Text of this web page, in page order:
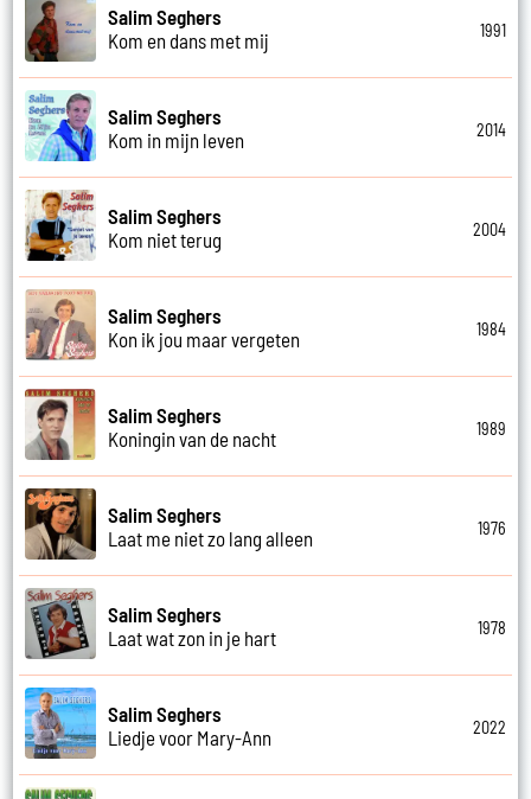
Salim Seghers
Kom en dans met mij
1991
Salim Seghers
Kom in mijn leven
2014
Salim Seghers
Kom niet terug
2004
Salim Seghers
Kon ik jou maar vergeten
1984
Salim Seghers
Koningin van de nacht
1989
Salim Seghers
Laat me niet zo lang alleen
1976
Salim Seghers
Laat wat zon in je hart
1978
Salim Seghers
Liedje voor Mary-Ann
2022